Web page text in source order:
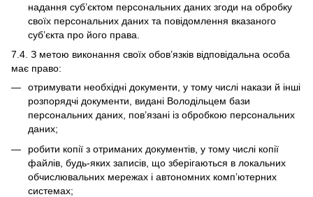
надання суб’єктом персональних даних згоди на обробку
своїх персональних даних та повідомлення вказаного
суб’єкта про його права.
7.4. З метою виконання своїх обов’язків відповідальна особа
має право:
отримувати необхідні документи, у тому числі накази й інші
розпорядчі документи, видані Володільцем бази
персональних даних, пов’язані із обробкою персональних
даних;
робити копії з отриманих документів, у тому числі копії
файлів, будь-яких записів, що зберігаються в локальних
обчислювальних мережах і автономних комп’ютерних
системах;